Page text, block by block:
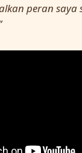
peran saya